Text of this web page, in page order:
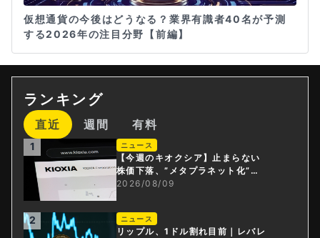
仮想通貨の今後はどうなる？業界有識者40名が予測
する2026年の注目分野【前編】
ランキング
直近 週間 有料
1 ニュース
【今週のキオクシア】止まらない
株価下落、”メタプラネット化”の
指摘は本当？
2026/08/09
2 ニュース
リップル、1ドル割れ目前｜レバレ